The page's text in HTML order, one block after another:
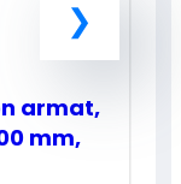
Scaun
Bello,